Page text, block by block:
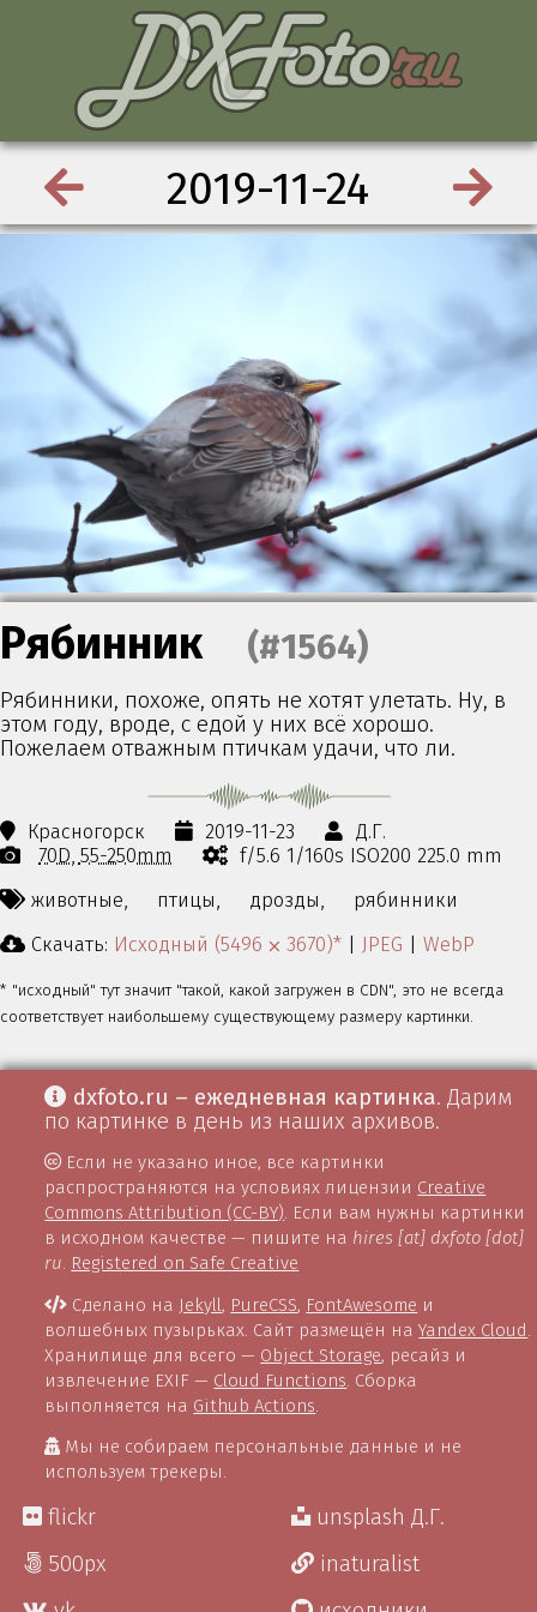
2019-11-24
Рябинник (#1564)
Рябинники, похоже, опять не хотят улетать. Ну, в
этом году, вроде, с едой у них всё хорошо.
Пожелаем отважным птичкам удачи, что ли.
Красногорск 2019-11-23
Д.Г.
70D 55-250mm
f/5.6 1/160s ISO200 225.0 mm
животные,
птицы, дрозды,
рябинники
Скачать: Исходный (5496 ⨉ 3670)* | JPEG | WebP
* "исходный" тут значит "такой, какой загружен в CDN", это не всегда
соответствует наибольшему существующему размеру картинки.
dxfoto.ru – ежедневная картинка. Дарим
по картинке в день из наших архивов.
Если не указано иное, все картинки
распространяются на условиях лицензии Creative
Commons Attribution (CC-BY). Если вам нужны картинки
в исходном качестве — пишите на hires [at] dxfoto [dot]
ru. Registered on Safe Creative
Сделано на Jekyll, PureCSS, FontAwesome и
волшебных пузырьках. Сайт размещён наYandex Cloud
Хранилище для всего — Object Storage, ресайз и
извлечение EXIF — Cloud Functions . Сборка
выполняется на Github Actions
Мы не собираем персональные данные и не
используем трекеры.
flickr
500px
unsplash Д.Г.
inaturalist